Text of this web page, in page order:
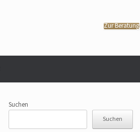
Zur Beratung
Suchen
Suchen